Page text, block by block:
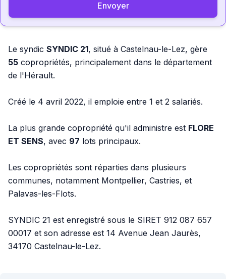
Envoyer
Le syndic SYNDIC 21, situé à Castelnau-le-Lez, gère
55 copropriétés, principalement dans le département
de l'Hérault.
Créé le 4 avril 2022, il emploie entre 1 et 2 salariés.
La plus grande copropriété qu'il administre est FLORE
ET SENS, avec 97 lots principaux.
Les copropriétés sont réparties dans plusieurs
communes, notamment Montpellier, Castries, et
Palavas-les-Flots.
SYNDIC 21 est enregistré sous le SIRET 912 087 657
00017 et son adresse est 14 Avenue Jean Jaurès,
34170 Castelnau-le-Lez.